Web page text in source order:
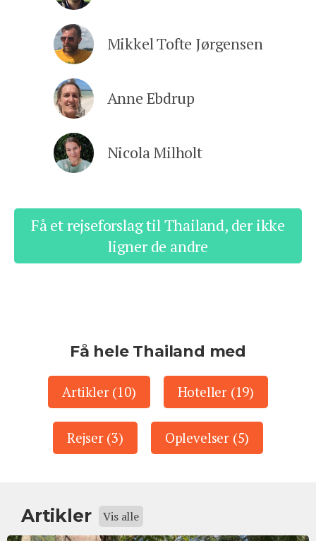
Mikkel Tofte Jørgensen
Anne Ebdrup
Nicola Milholt
Få et rejseforslag til Thailand, der ikke
ligner de andre
Få hele Thailand med
Artikler (10) Hoteller (19)
Rejser (3) Oplevelser (5)
Artikler Vis alle